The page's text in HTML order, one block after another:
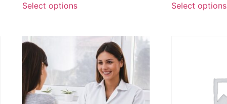
Select options Select options